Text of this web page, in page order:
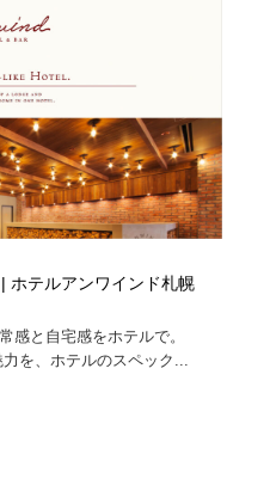
製薬・薬品
製薬・薬品
商社
商社
NPO
NPO
中高・大学・専門学
173
ートホーム・オンラ
ホテルアンワインド札幌
感と自宅感をホテルで。
を、ホテルのスペック...